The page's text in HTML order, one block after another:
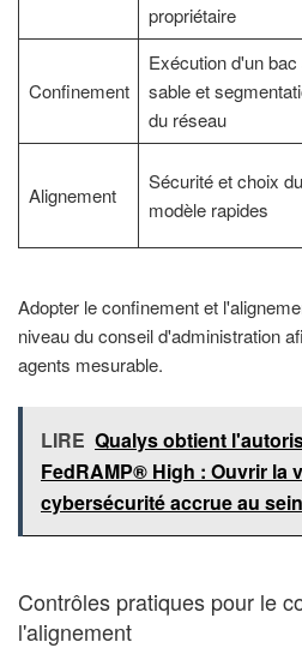
propriétaire
Confinement
Exécution d'un bac
sable et
du réseau
Alignement
Sécurité et choix du
modèle rapides
Adopter le confinement et
niveau du conseil d'administration
agents mesurable.
LIRE Qualys obtient
FedRAMP® High : Ouvrir la
cybersécurité accrue au
Contrôles pratiques pour le
l'alignement